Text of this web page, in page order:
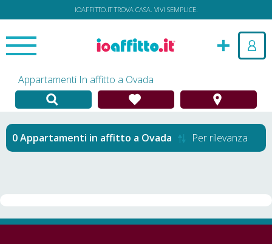
IOAFFITTO.IT TROVA CASA. VIVI SEMPLICE.
Appartamenti In affitto a Ovada
Appartamenti in affitto a Ovada Per rilevanza